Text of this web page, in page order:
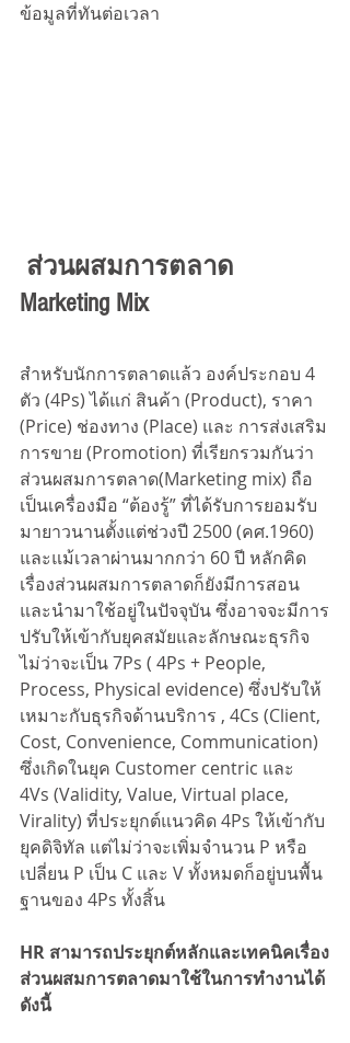
ข้อมูลที่ทันต่อเวลา
ส่วนผสมการตลาด
Marketing Mix
สำหรับนักการตลาดแล้ว องค์ประกอบ 4
ตัว (4Ps) ได้แก่ สินค้า (Product), ราคา
(Price) ช่องทาง (Place) และ การส่งเสริม
การขาย (Promotion) ที่เรียกรวมกันว่า
ส่วนผสมการตลาด(Marketing mix) ถือ
เป็นเครื่องมือ “ต้องรู้” ที่ได้รับการยอมรับ
มายาวนานตั้งแต่ช่วงปี 2500 (คศ.1960)
และแม้เวลาผ่านมากกว่า 60 ปี หลักคิด
เรื่องส่วนผสมการตลาดก็ยังมีการสอน
และนำมาใช้อยู่ในปัจจุบัน ซึ่งอาจจะมีการ
ปรับให้เข้ากับยุคสมัยและลักษณะธุรกิจ
ไม่ว่าจะเป็น 7Ps ( 4Ps + People,
Process, Physical evidence) ซึ่งปรับให้
เหมาะกับธุรกิจด้านบริการ , 4Cs (Client,
Cost, Convenience, Communication)
ซึ่งเกิดในยุค Customer centric และ
4Vs (Validity, Value, Virtual place,
Virality) ที่ประยุกต์แนวคิด 4Ps ให้เข้ากับ
ยุคดิจิทัล แต่ไม่ว่าจะเพิ่มจำนวน P หรือ
เปลี่ยน P เป็น C และ V ทั้งหมดก็อยู่บนพื้น
ฐานของ 4Ps ทั้งสิ้น
HR สามารถประยุกต์หลักและเทคนิคเรื่อง
ส่วนผสมการตลาดมาใช้ในการทำงานได้
ดังนี้